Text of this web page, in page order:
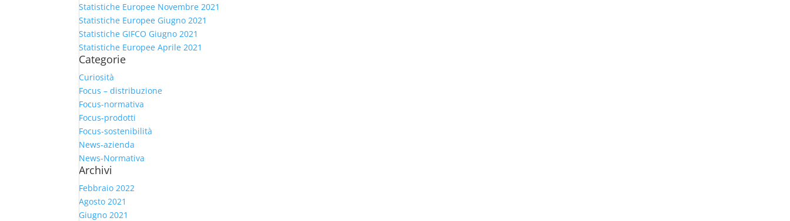
Statistiche Europee Novembre 2021
Statistiche Europee Giugno 2021
Statistiche GIFCO Giugno 2021
Statistiche Europee Aprile 2021
Categorie
Curiosità
Focus – distribuzione
Focus-normativa
Focus-prodotti
Focus-sostenibilità
News-azienda
News-Normativa
Archivi
Febbraio 2022
Agosto 2021
Giugno 2021